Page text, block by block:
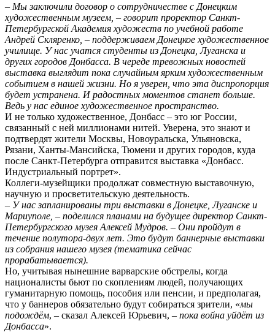
– Мы заключили договор о сотрудничестве с Донецким
художественным музеем, – говорит проректор Санкт-
Петербургской Академия художеств по учебной работе
Андрей Cкляренко, – поддерживаем Донецкое художественное
училище. У нас учатся студенты из Донецка, Луганска и
других городов Донбасса. В череде тревожных новостей
выставка выглядит пока случайным ярким художественным
событием в нашей жизни. Но я уверен, что эта диспропорция
будет устранена. И радостных моментов станет больше.
Ведь у нас единое художественное пространство.
И не только художественное, Донбасс – это юг России,
связанный с ней миллионами нитей. Уверена, это знают и
подтвердят жители Москвы, Новоуральска, Ульяновска,
Рязани, Ханты-Мансийска, Тюмени и других городов, куда
после Санкт-Петербурга отправится выставка «Донбасс.
Индустриальный портрет».
Коллеги-музейщики продолжат совместную выставочную,
научную и просветительскую деятельность.
– У нас запланированы три выставки в Донецке, Луганске и
Мариуполе, – поделился планами на будущее директор Санкт-
Петербургского музея Алексей Мудров. – Они пройдут в
течение полутора-двух лет. Это будут баннерные выставки
из собрания нашего музея (тематика сейчас
прорабатывается).
Но, учитывая нынешние варварские обстрелы, когда
националисты бьют по скоплениям людей, получающих
гуманитарную помощь, пособия или пенсии, и предполагая,
что у баннеров обязательно будут собираться зрители, «мы
подождём, – сказал Алексей Юрьевич, – пока война уйдёт из
Донбасса».